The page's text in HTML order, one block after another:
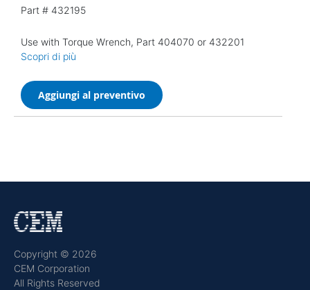
Part # 432195
Use with Torque Wrench, Part 404070 or 432201
Scopri di più
Aggiungi al preventivo
Copyright © 2026
CEM Corporation
All Rights Reserved